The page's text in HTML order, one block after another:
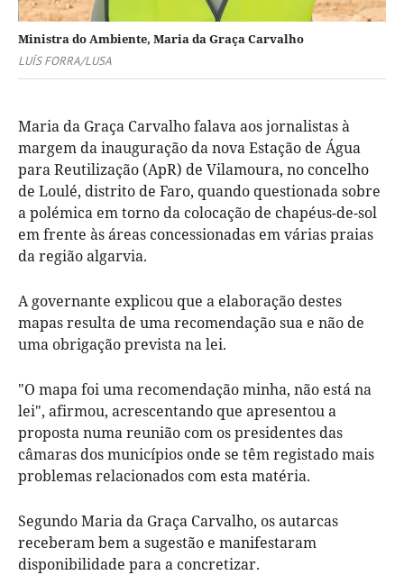
Ministra do Ambiente, Maria da Graça Carvalho
LUÍS FORRA/LUSA
Maria da Graça Carvalho falava aos jornalistas à
margem da inauguração da nova Estação de Água
para Reutilização (ApR) de Vilamoura, no concelho
de Loulé, distrito de Faro, quando questionada sobre
a polémica em torno da colocação de chapéus-de-sol
em frente às áreas concessionadas em várias praias
da região algarvia.
A governante explicou que a elaboração destes
mapas resulta de uma recomendação sua e não de
uma obrigação prevista na lei.
"O mapa foi uma recomendação minha, não está na
lei", afirmou, acrescentando que apresentou a
proposta numa reunião com os presidentes das
câmaras dos municípios onde se têm registado mais
problemas relacionados com esta matéria.
Segundo Maria da Graça Carvalho, os autarcas
receberam bem a sugestão e manifestaram
disponibilidade para a concretizar.